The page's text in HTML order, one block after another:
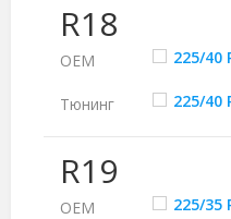
R18
ОЕМ 225/40
Тюнинг 225/40
R19
ОЕМ 225/35